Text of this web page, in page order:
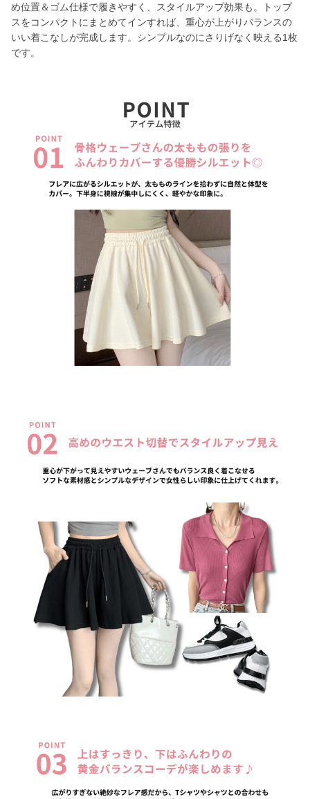
め位置＆ゴム仕様で履きやすく、スタイルアップ効果も。トップ
スをコンパクトにまとめてインすれば、重心が上がりバランスの
いい着こなしが完成します。シンプルなのにさりげなく映える1枚
です。